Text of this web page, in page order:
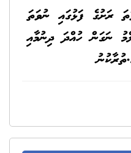
ރަށުގެ ފަޅުގައި ނުވަތަ
ނަގަން ހުއްދަ ދިނުމާއި